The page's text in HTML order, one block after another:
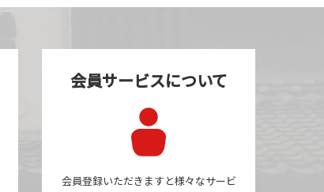
会員サービスについて
会員登録いただきますと様々なサービ